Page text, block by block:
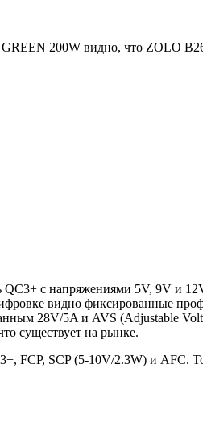
200W видно, что ZOLO
QC3+ с напряжениями 5V, 9V и
видно фиксированные
28V/5A и AVS (Adjustable
существует на рынке.
FCP, SCP (5-10V/2.3W) и AFC.